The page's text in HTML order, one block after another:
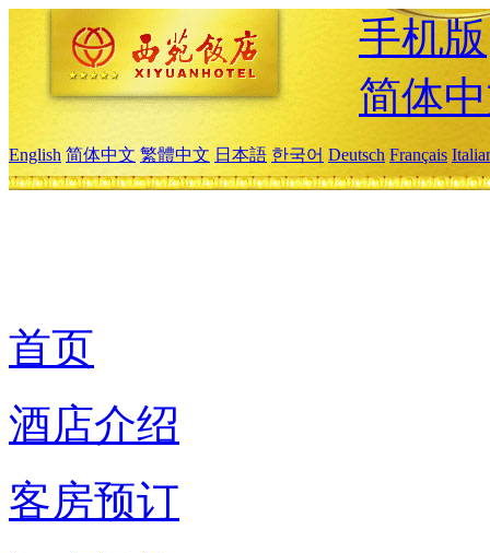
手机版
简体
English 简体中文 繁體中文 日本語 한국어 Deutsch Français
首页
酒店介绍
客房预订